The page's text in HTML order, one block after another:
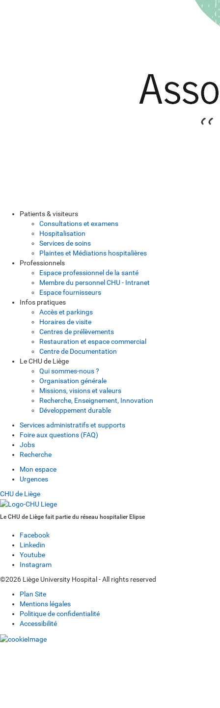
Patients & visiteurs
Consultations et examens
Hospitalisation
Services de soins
Plaintes et Médiations hospitalières
Professionnels
Espace professionnel de la santé
Membre du personnel CHU - Intranet
Espace fournisseurs
Infos pratiques
Accès et parkings
Horaires de visite
Centres de prélèvements
Restauration et espace commercial
Centre de Documentation
Le CHU de Liège
Qui sommes-nous ?
Organisation générale
Missions, visions et valeurs
Recherche, Enseignement, Innovation
Développement durable
Services administratifs et supports
Foire aux questions (FAQ)
Jobs
Recherche
Mon espace
Urgences
CHU de Liège
Le CHU de Liège fait partie du réseau hospitalier Elipse
Facebook
Linkedin
Youtube
Instagram
©2026 Liège University Hospital - All rights reserved
Plan Site
Mentions légales
Politique de confidentialité
Accessibilité